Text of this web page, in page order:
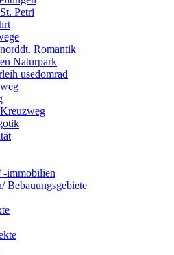
Petri
Romantik
Naturpark
usedomrad
-immobilien
Bebauungsgebiete